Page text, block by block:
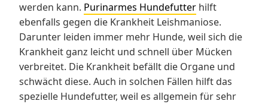
werden kann. Purinarmes Hundefutter hilft
ebenfalls gegen die Krankheit Leishmaniose.
Darunter leiden immer mehr Hunde, weil sich die
Krankheit ganz leicht und schnell über Mücken
verbreitet. Die Krankheit befällt die Organe und
schwächt diese. Auch in solchen Fällen hilft das
spezielle Hundefutter, weil es allgemein für sehr